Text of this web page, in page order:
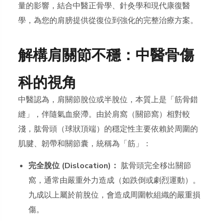
量的影響，結合中醫正骨學、針灸學和現代康復醫
學，為您的肩膀提供從復位到強化的完整治療方案。
解構肩關節不穩：中醫骨傷
科的視角
中醫認為，肩關節脫位或半脫位，本質上是「筋骨錯
縫」，伴隨氣血瘀滯。由於肩窩（關節窩）相對較
淺，肱骨頭（球狀頂端）的穩定性主要依賴於周圍的
肌腱、韌帶和關節囊，統稱為「筋」：
完全脫位 (Dislocation)： 肱骨頭完全移出關節
窩，通常由嚴重外力造成（如跌倒或劇烈運動）。
九成以上屬於前脫位，會造成周圍軟組織的嚴重損
傷。